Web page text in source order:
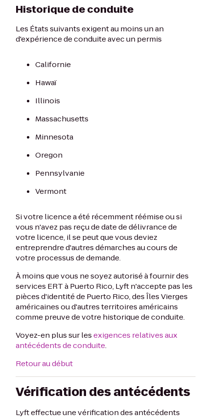
Historique de conduite
Les États suivants exigent au moins un an
d'expérience de conduite avec un permis
Californie
Hawaï
Illinois
Massachusetts
Minnesota
Oregon
Pennsylvanie
Vermont
Si votre licence a été récemment réémise ou si
vous n'avez pas reçu de date de délivrance de
votre licence, il se peut que vous deviez
entreprendre d'autres démarches au cours de
votre processus de demande.
À moins que vous ne soyez autorisé à fournir des
services ERT à Puerto Rico, Lyft n'accepte pas les
pièces d'identité de Puerto Rico, des Îles Vierges
américaines ou d'autres territoires américains
comme preuve de votre historique de conduite.
Voyez-en plus sur lesexigences relatives aux
antécédents de conduite.
Retour au début
Vérification des antécédents
Lyft effectue une vérification des antécédents